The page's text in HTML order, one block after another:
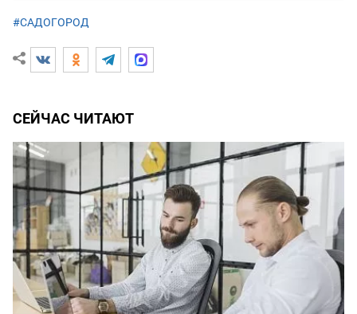
#САДОГОРОД
СЕЙЧАС ЧИТАЮТ